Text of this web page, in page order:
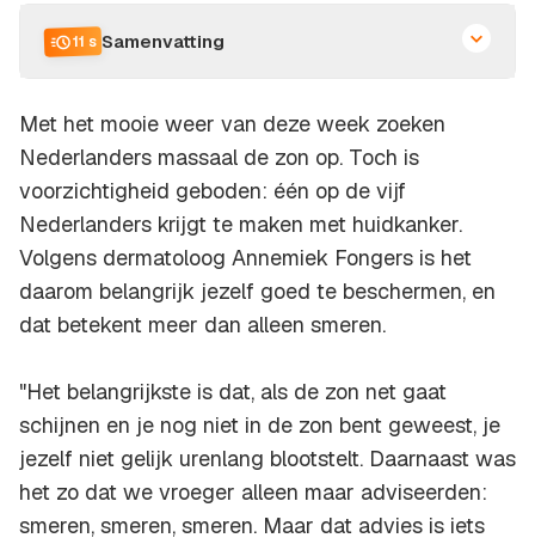
11 s Samenvatting
Met het mooie weer van deze week zoeken
Nederlanders massaal de zon op. Toch is
voorzichtigheid geboden: één op de vijf
Nederlanders krijgt te maken met huidkanker.
Volgens dermatoloog Annemiek Fongers is het
daarom belangrijk jezelf goed te beschermen, en
dat betekent meer dan alleen smeren.
"Het belangrijkste is dat, als de zon net gaat
schijnen en je nog niet in de zon bent geweest, je
jezelf niet gelijk urenlang blootstelt. Daarnaast was
het zo dat we vroeger alleen maar adviseerden:
smeren, smeren, smeren. Maar dat advies is iets